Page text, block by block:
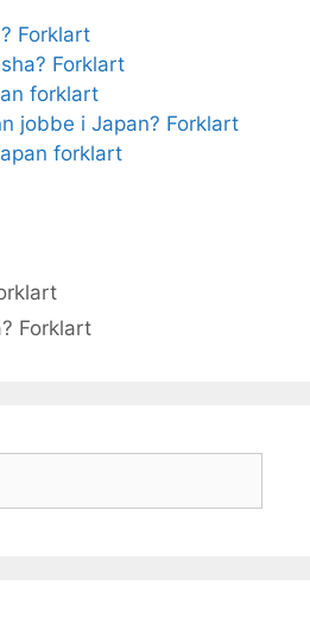
Forklart
Forklart
forklart
jobbe i Japan? Forklart
forklart
Forklart